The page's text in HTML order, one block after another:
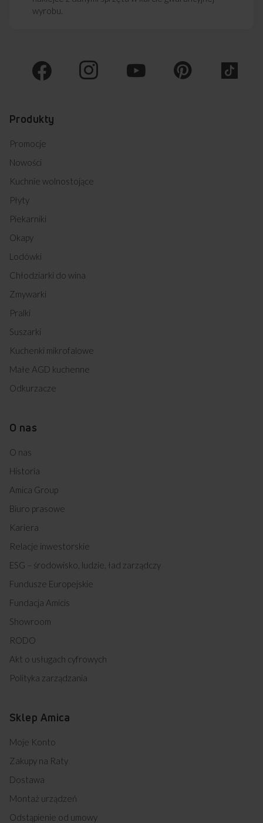
wyrobu.
Produkty
Promocje
Nowości
Kuchnie wolnostojące
Płyty
Piekarniki
Okapy
Lodówki
Chłodziarki do wina
Zmywarki
Pralki
Suszarki
Kuchenki mikrofalowe
Małe AGD kuchenne
Odkurzacze
O nas
O nas
Historia
Amica Group
Biuro prasowe
Kariera
Relacje inwestorskie
ESG – środowisko, ludzie, ład zarządczy
Fundusze Europejskie
Fundacja Amicis
Showroom
RODO
Akt o usługach cyfrowych
Polityka zarządzania
Sklep Amica
Moje Konto
Zakupy na Raty
Dostawa
Montaż urządzeń
Odstąpienie od umowy